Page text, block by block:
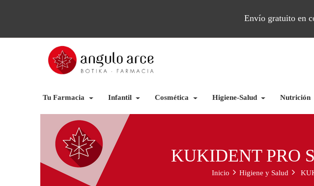
Envío gratuito en
Tu Farmacia Infantil Cosmética Higiene-Salud Nutrición
KUKIDENT PRO
Inicio Higiene y Salud